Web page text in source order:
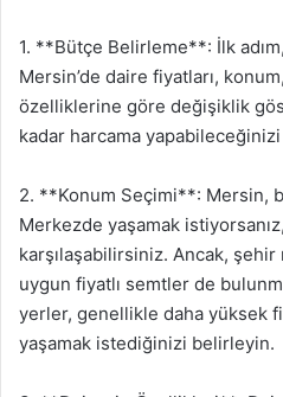
1. **Bütçe Belirleme**: İlk
Mersin’de daire fiyatları,
özelliklerine göre değişiklik
kadar harcama
2. **Konum Seçimi**: Mersin,
Merkezde yaşamak
karşılaşabilirsiniz. Ancak, şehir
uygun fiyatlı semtler de
yerler, genellikle daha yüksek
yaşamak istediğinizi belirleyin.